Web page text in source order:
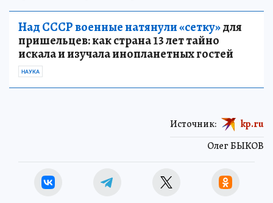
Над СССР военные натянули «сетку»для
пришельцев: как страна 13 лет тайно
искала и изучала инопланетных гостей
НАУКА
Олег БЫКОВ
Источник: kp.ru